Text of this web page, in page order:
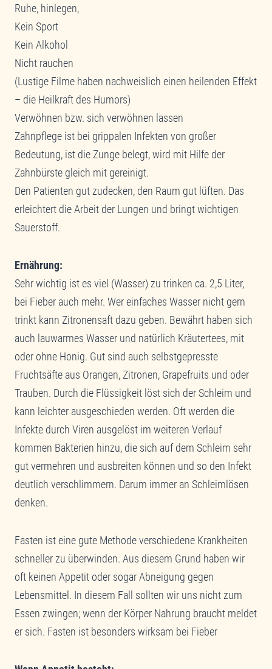
Ruhe, hinlegen,
Kein Sport
Kein Alkohol
Nicht rauchen
(Lustige Filme haben nachweislich einen heilenden Effekt
– die Heilkraft des Humors)
Verwöhnen bzw. sich verwöhnen lassen
Zahnpflege ist bei grippalen Infekten von großer
Bedeutung, ist die Zunge belegt, wird mit Hilfe der
Zahnbürste gleich mit gereinigt.
Den Patienten gut zudecken, den Raum gut lüften. Das
erleichtert die Arbeit der Lungen und bringt wichtigen
Sauerstoff.
Ernährung:
Sehr wichtig ist es viel (Wasser) zu trinken ca. 2,5 Liter,
bei Fieber auch mehr. Wer einfaches Wasser nicht gern
trinkt kann Zitronensaft dazu geben. Bewährt haben sich
auch lauwarmes Wasser und natürlich Kräutertees, mit
oder ohne Honig. Gut sind auch selbstgepresste
Fruchtsäfte aus Orangen, Zitronen, Grapefruits und oder
Trauben. Durch die Flüssigkeit löst sich der Schleim und
kann leichter ausgeschieden werden. Oft werden die
Infekte durch Viren ausgelöst im weiteren Verlauf
kommen Bakterien hinzu, die sich auf dem Schleim sehr
gut vermehren und ausbreiten können und so den Infekt
deutlich verschlimmern. Darum immer an Schleimlösen
denken.
Fasten ist eine gute Methode verschiedene Krankheiten
schneller zu überwinden. Aus diesem Grund haben wir
oft keinen Appetit oder sogar Abneigung gegen
Lebensmittel. In diesem Fall sollten wir uns nicht zum
Essen zwingen; wenn der Körper Nahrung braucht meldet
er sich. Fasten ist besonders wirksam bei Fieber